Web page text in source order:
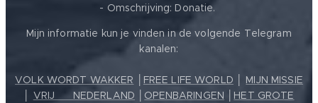
- Omschrijving: Donatie.
Mijn informatie kun je vinden in de volgende Telegram
kanalen:
VOLK WORDT WAKKER FREE LIFE WORLD
MIJN MISSIE
VRIJ ❤️ NEDERLAND OPENBARINGEN
HET GROTE